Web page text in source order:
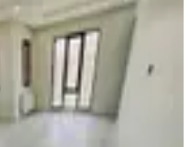
Fahri
Kiralık 3+1 Daire
Özal Mahallesi
6. Kat 06.08.2026